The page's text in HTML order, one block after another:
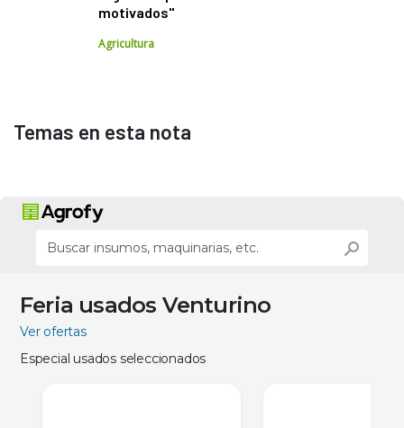
motivados"
Agricultura
Temas en esta nota
Feria usados Venturino
Ver ofertas
Especial usados seleccionados